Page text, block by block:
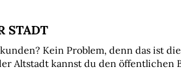
STADT
Kein Problem, denn das ist
Altstadt kannst du den öffentlichen